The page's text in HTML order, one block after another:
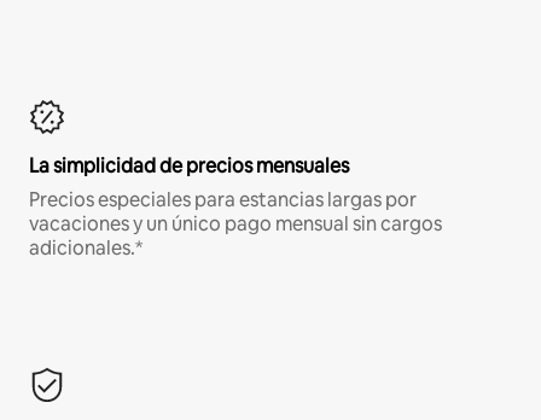
La simplicidad de precios mensuales
Precios especiales para estancias largas por
vacaciones y un único pago mensual sin cargos
adicionales.*